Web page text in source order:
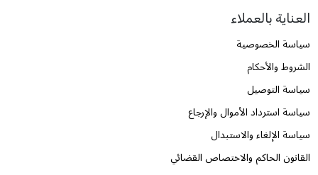
العناية بالعملاء
سياسة الخصوصية
الشروط والأحكام
سياسة التوصيل
سياسة استرداد الأموال والإرجاع
سياسة الإلغاء والاستبدال
القانون الحاكم والاختصاص القضائي